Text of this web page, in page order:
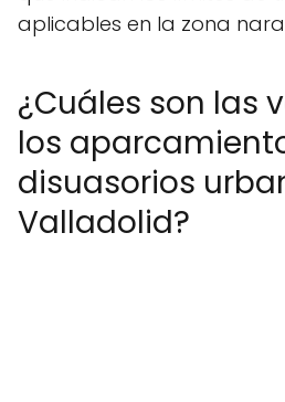
aplicables en la zona
¿Cuáles son las
los
disuasorios
Valladolid?